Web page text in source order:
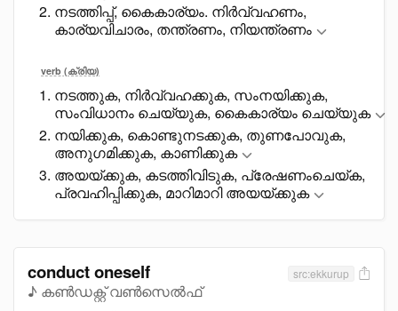
നടത്തിപ്പ്, കെെകാര്യം. നിർവ്വഹണം,
കാര്യവിചാരം, തന്ത്രണം, നിയന്ത്രണം
verb (ക്രിയ)
നടത്തുക, നിർവ്വഹക്കുക, സംനയിക്കുക,
സംവിധാനം ചെയ്യുക, കെെകാര്യം ചെയ്യുക
നയിക്കുക, കൊണ്ടുനടക്കുക, തുണപോവുക,
അനുഗമിക്കുക, കാണിക്കുക
അയയ്ക്കുക, കടത്തിവിടുക, പ്രേഷണംചെയ്ക,
പ്രവഹിപ്പിക്കുക, മാറിമാറി അയയ്ക്കുക
conduct oneself
♪ കൺഡക്റ്റ് വൺസെൽഫ്
src:ekkurup